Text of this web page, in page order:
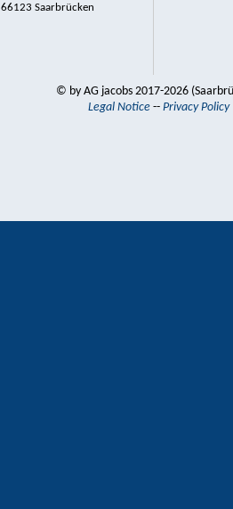
66123 Saarbrücken
© by AG jacobs 2017-2026
Legal Notice-- Privacy Policy